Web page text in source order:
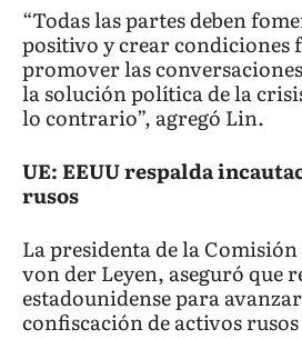
“Todas las partes deben
positivo y crear condiciones
promover las
la solución política de la
lo contrario”, agregó Lin.
UE: EEUU respalda
rusos
La presidenta de la
von der Leyen, aseguró que
estadounidense para
confiscación de activos